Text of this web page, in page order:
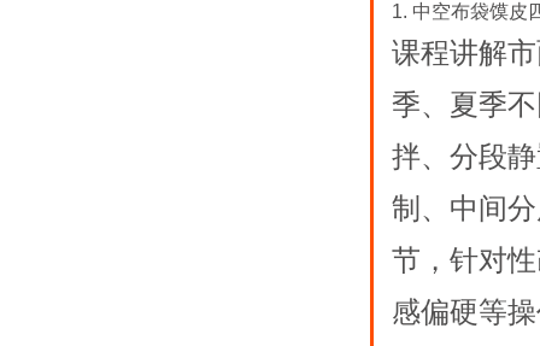
1. 中空布袋馍皮
课程讲解
季、夏季
拌、分段
制、中间
节，针对
感偏硬等